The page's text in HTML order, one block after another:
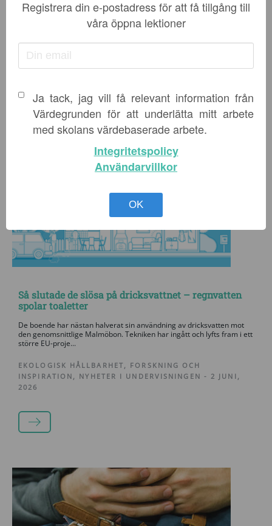
KAMRATSKAP OCH TRYGGHET
LÄS MER
Så slutade de slösa på dricksvattnet – regnvatten
spolar toaletter
De boende har nästan halverat sin användning av dricksvatten mot
den genomsnittlige Malmöbon. Tekniken har ingått och lyfts fram i ett
större EU-proje...
EKOLOGISK HÅLLBARHET , FORSKNING OCH
INSPIRATION , NYHETER I UNDERVISNINGEN -2 JUNI,
2026
LÄS MER
Registrera din e-postadress för att få tillgång till
våra öppna lektioner
Ja tack, jag vill få relevant information från
Värdegrunden för att underlätta mitt arbete
med skolans värdebaserade arbete.
Integritetspolicy
Användarvillkor
OK